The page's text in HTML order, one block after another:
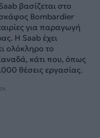
βασίζεται στο
Bombardier
για παραγωγή
Η Saab έχει
ολόκληρο το
κάτι που, όπως
θέσεις εργασίας.